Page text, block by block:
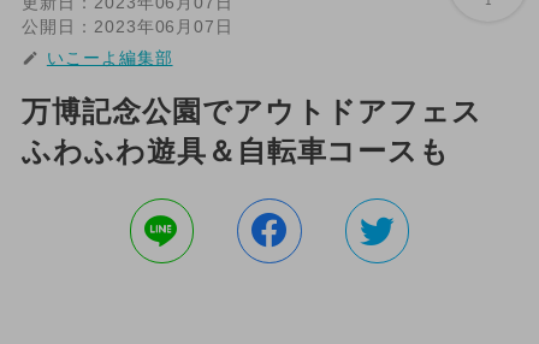
公開日： 2023年06月07日
いこーよ編集部
万博記念公園でアウトドアフェス
ふわふわ遊具＆自転車コースも